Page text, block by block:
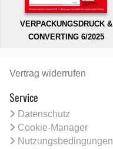
VERPACKUNGSDRUCK &
CONVERTING 6/2025
Vertrag widerrufen
Service
Datenschutz
Cookie-Manager
Nutzungsbedingungen